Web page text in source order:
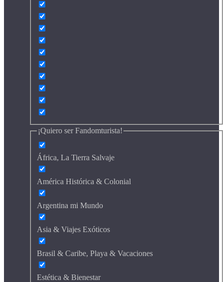
¡Quiero ser Fandomturista!
África, La Tierra Salvaje
América Histórica & Colonial
Argentina mi Mundo
Asia & Viajes Exóticos
Brasil & Caribe, Playa & Vacaciones
Estética & Bienestar